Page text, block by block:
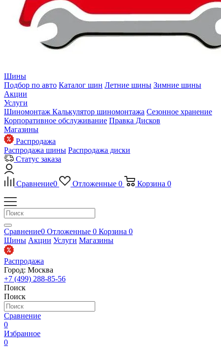
Шины
Подбор по авто Каталог шин Летние шины Зимние шины
Акции
Услуги
Шиномонтаж Калькулятор шиномонтажа Сезонное хранение
Корпоративное обслуживание Правка Дисков
Магазины
Распродажа
Распродажа шины Распродажа диски
Статус заказа
Сравнение0 Отложенные 0 Корзина 0
Сравнение0 Отложенные 0 Корзина 0
Шины Акции Услуги Магазины
Распродажа
Город: Москва
+7 (499) 288-85-56
Поиск
Поиск
Сравнение
0
Избранное
0